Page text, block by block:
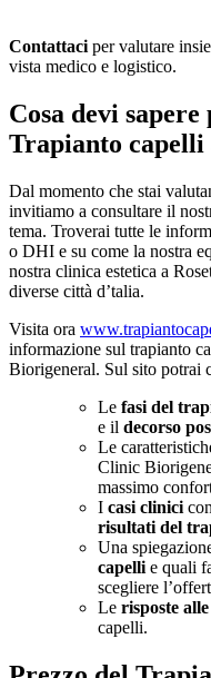
Contattaci per valutare
vista medico e logistico.
Cosa devi
Trapianto capelli
Dal momento che stai
invitiamo a consultare il
tema. Troverai tutte le
o DHI e su come la nostra
nostra clinica estetica a
diverse città d’talia.
Visita ora
informazione sul trapianto
Biorigeneral. Sul sito potrai
Le fasi del
e il decorso
Le
Clinic
massimo
I casi clinici con
risultati del
Una
capelli e quali
scegliere
Le risposte
capelli.